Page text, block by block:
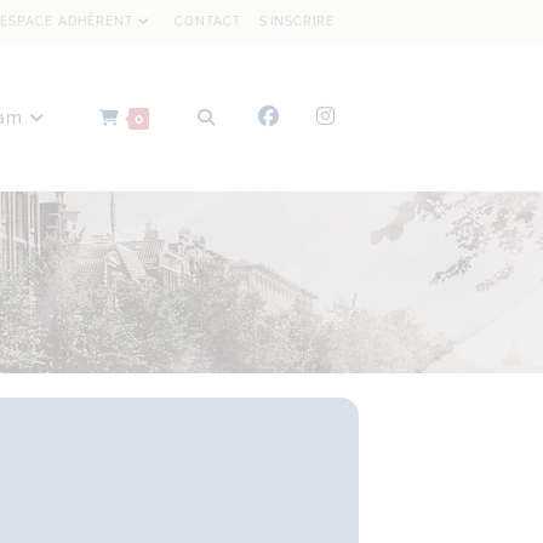
ESPACE ADHÉRENT CONTACT S’INSCRIRE
0